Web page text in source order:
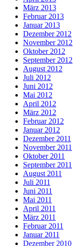
März 2013
Februar 2013
Januar 2013
Dezember 2012
November 2012
Oktober 2012
September 2012
August 2012
Juli 2012
Juni 2012
Mai 2012
April 2012
März 2012
Februar 2012
Januar 2012
Dezember 2011
November 2011
Oktober 2011
September 2011
August 2011
Juli 2011
Juni 2011
Mai 2011
April 2011
März 2011
Februar 2011
Januar 2011
Dezember 2010